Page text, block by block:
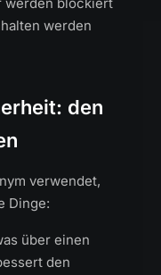
werden
den
verwendet,
Dinge:
über einen
den